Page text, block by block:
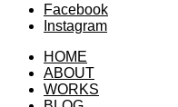
Facebook
Instagram
HOME
ABOUT
WORKS